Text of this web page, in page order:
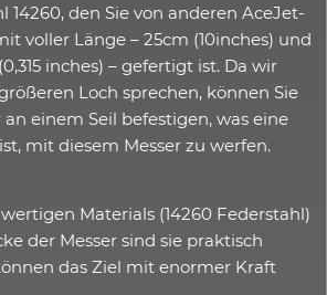
14260, den Sie von anderen AceJet-
voller Länge – 25cm (10inches) und
inches) – gefertigt ist. Da wir
Loch sprechen, können Sie
einem Seil befestigen, was eine
mit diesem Messer zu werfen.
Materials (14260 Federstahl)
der Messer sind sie praktisch
das Ziel mit enormer Kraft